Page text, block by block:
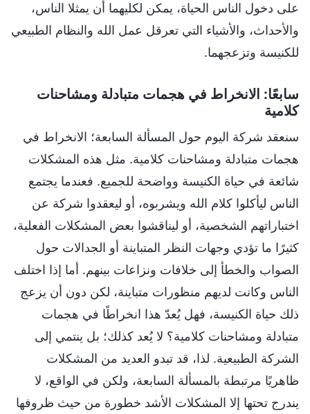
على دخول الناس الحياة، يمكن لكليهما أن يمثلا الناس،
والأحداث، والأشياء التي تعرقل عمل الله والنظام الطبيعي
للكنيسة وتزعجهما.
سابعًا: الانخراط في هجمات متبادلة ومشاحنات
كلامية
سنعقد شركة اليوم حول المسألة السابعة؛ الانخراط في
هجمات متبادلة ومشاحنات كلامية. مثل هذه المشكلات
شائعة في حياة الكنيسة وواضحة للجميع. فعندما يجتمع
الناس ليأكلوا كلام الله ويشربوه، أو ليعقدوا شركة عن
اختباراتهم الشخصية، أو ليناقشوا بعض المشكلات الفعلية،
كثيرًا ما تؤدي وجهات النظر المتباينة أو الجدالات حول
الصواب والخطأ إلى خلافات ونزاعات بينهم. أما إذا اختلف
الناس وكانت لديهم منظورات متباينة، لكن دون أن يزعج
ذلك حياة الكنيسة، فهل يُعدّ هذا انخراطًا في هجمات
متبادلة ومشاحنات كلامية؟ لا يُعد كذلك؛ بل ينتمي إلى
الشركة الطبيعية. لذا، قد تبدو العديد من المشكلات
ظاهريًا مرتبطة بالمسألة السابعة، ولكن في الواقع، لا
يندرج تحتها إلا المشكلات الأشد خطورة من حيث ظروفها